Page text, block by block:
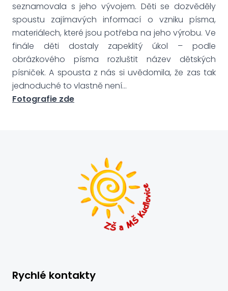
seznamovala s jeho vývojem. Děti se dozvěděly
spoustu zajímavých informací o vzniku písma,
materiálech, které jsou potřeba na jeho výrobu. Ve
finále děti dostaly zapeklitý úkol – podle
obrázkového písma rozluštit název dětských
písniček. A spousta z nás si uvědomila, že zas tak
jednoduché to vlastně není...
Fotografie zde
Rychlé kontakty